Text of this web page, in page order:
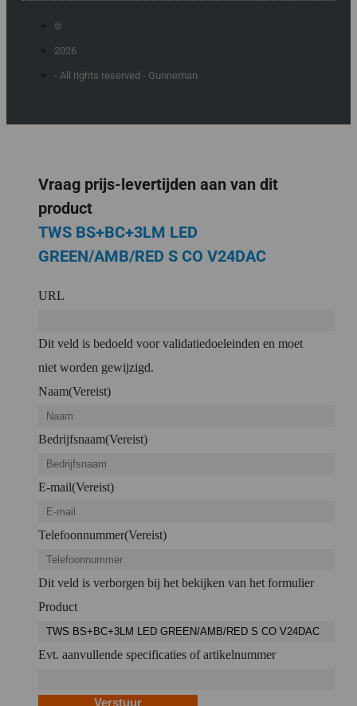
©
2026
- All rights reserved - Gunneman
Vraag prijs-levertijden aan van dit
product
TWS BS+BC+3LM LED
GREEN/AMB/RED S CO V24DAC
URL
Dit veld is bedoeld voor validatiedoeleinden en moet
niet worden gewijzigd.
Naam(Vereist)
Bedrijfsnaam(Vereist)
E-mail(Vereist)
Telefoonnummer(Vereist)
Dit veld is verborgen bij het bekijken van het formulier
Product
Evt. aanvullende specificaties of artikelnummer